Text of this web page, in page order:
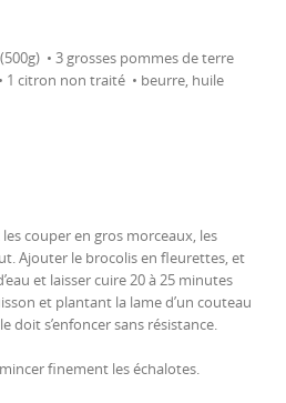
• 3 grosses pommes de terre
1 citron non traité • beurre, huile
couper en gros morceaux, les
Ajouter le brocolis en fleurettes, et
et laisser cuire 20 à 25 minutes
et plantant la lame d’un couteau
doit s’enfoncer sans résistance.
finement les échalotes.